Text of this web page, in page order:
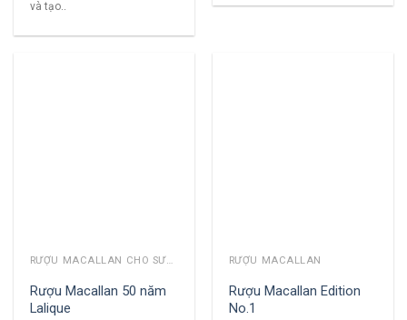
và tạo..
RƯỢU MACALLAN CHO SƯU TẦM
Rượu Macallan 50 năm
Lalique
RƯỢU MACALLAN
Rượu Macallan Edition
No.1